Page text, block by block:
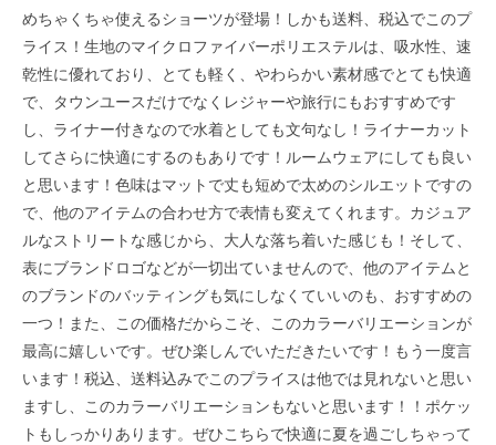
めちゃくちゃ使えるショーツが登場！しかも送料、税込でこのプ
ライス！生地のマイクロファイバーポリエステルは、吸水性、速
乾性に優れており、とても軽く、やわらかい素材感でとても快適
で、タウンユースだけでなくレジャーや旅行にもおすすめです
し、ライナー付きなので水着としても文句なし！ライナーカット
してさらに快適にするのもありです！ルームウェアにしても良い
と思います！色味はマットで丈も短めで太めのシルエットですの
で、他のアイテムの合わせ方で表情も変えてくれます。カジュア
ルなストリートな感じから、大人な落ち着いた感じも！そして、
表にブランドロゴなどが一切出ていませんので、他のアイテムと
のブランドのバッティングも気にしなくていいのも、おすすめの
一つ！また、この価格だからこそ、このカラーバリエーションが
最高に嬉しいです。ぜひ楽しんでいただきたいです！もう一度言
います！税込、送料込みでこのプライスは他では見れないと思い
ますし、このカラーバリエーションもないと思います！！ポケッ
トもしっかりあります。ぜひこちらで快適に夏を過ごしちゃって